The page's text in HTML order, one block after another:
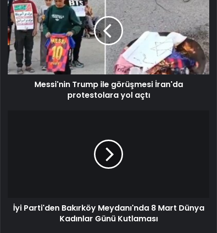
Messi'nin Trump ile görüşmesi İran'da
protestolara yol açtı
İyi Parti'den Bakırköy Meydanı'nda 8 Mart Dünya
Kadınlar Günü Kutlaması